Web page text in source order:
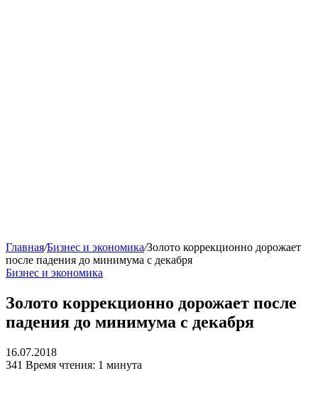
Главная/Бизнес и экономика/Золото коррекционно дорожает
после падения до минимума с декабря
Бизнес и экономика
Золото коррекционно дорожает после
падения до минимума с декабря
16.07.2018
341 Время чтения: 1 минута